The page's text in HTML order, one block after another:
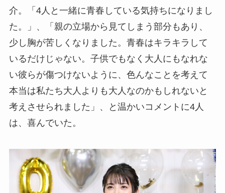
介。「4人と一緒に青春している気持ちになりまし
た。」、「親の立場から見てしまう部分もあり、
少し胸が苦しくなりました。青春はキラキラして
いるだけじゃない。子供でもなく大人にもなれな
い彼らが傷つけないように、色んなことを考えて
本当は私たち大人よりも大人なのかもしれないと
考えさせられました」、と温かいコメントに4人
は、喜んでいた。